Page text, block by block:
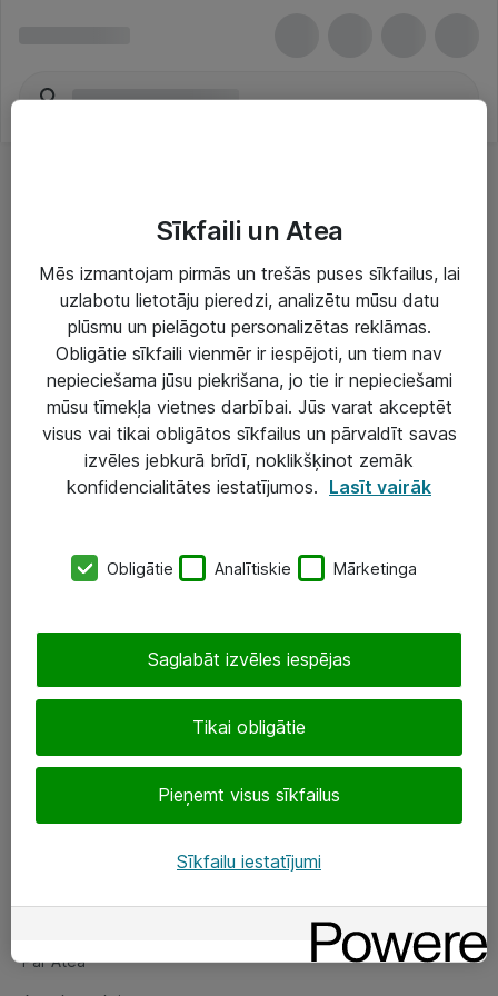
Risinājumi & Pakalpojumi
IT serviss un atbalsts
IT infrastruktūra
Darba vietu IT risinājumi
Serveri un datu centri
SIA „ATEA”
eShop@atea.lv
Sekojiet mums
Par Atea
Par Atea
Sīkfaili un Atea
Mēs izmantojam pirmās un trešās puses sīkfailus, lai
uzlabotu lietotāju pieredzi, analizētu mūsu datu
plūsmu un pielāgotu personalizētas reklāmas.
Obligātie sīkfaili vienmēr ir iespējoti, un tiem nav
nepieciešama jūsu piekrišana, jo tie ir nepieciešami
mūsu tīmekļa vietnes darbībai. Jūs varat akceptēt
visus vai tikai obligātos sīkfailus un pārvaldīt savas
izvēles jebkurā brīdī, noklikšķinot zemāk
konfidencialitātes iestatījumos. Lasīt vairāk
Obligātie Analītiskie Mārketinga
Tikai obligātie
Pieņemt visus sīkfailus
Saglabāt izvēles iespējas
Sīkfailu iestatījumi